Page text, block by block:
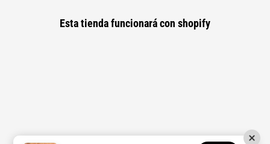
Esta tienda funcionará con shopify